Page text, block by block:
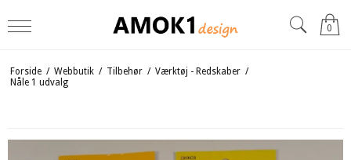
0
Forside / Webbutik / Tilbehør / Værktøj - Redskaber /
Nåle 1 udvalg